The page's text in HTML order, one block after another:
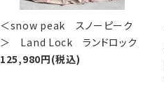
＜snow peak スノーピーク
＞ Land Lock ランドロック
125,980円(税込)